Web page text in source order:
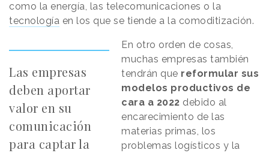
como la energía, las telecomunicaciones o la
tecnología en los que se tiende a la comoditización.
Las empresas
deben aportar
valor en su
comunicación
para captar la
En otro orden de cosas,
muchas empresas también
tendrán que reformular sus
modelos productivos de
cara a 2022 debido al
encarecimiento de las
materias primas, los
problemas logísticos y la